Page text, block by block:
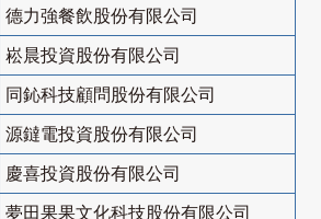
德力強餐飲股份有限公司
崧晨投資股份有限公司
同鈊科技顧問股份有限公司
源鐽電投資股份有限公司
慶喜投資股份有限公司
夢田果果文化科技股份有限公司